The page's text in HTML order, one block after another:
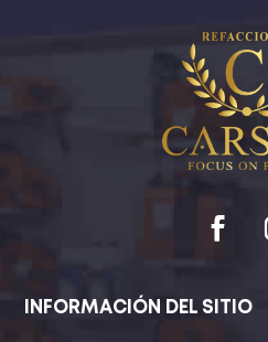
INFORMACIÓN DEL SITIO